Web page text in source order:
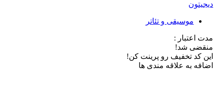
دیجیتون
موسیقی و تئاتر
مدت اعتبار :
منقضی شد!
این کد تخفیف رو پرینت کن!
اضافه به علاقه مندی ها